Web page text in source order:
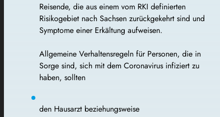
Reisende, die aus einem vom RKI definierten
Risikogebiet nach Sachsen zurückgekehrt sind und
Symptome einer Erkältung aufweisen.
Allgemeine Verhaltensregeln für Personen, die in
Sorge sind, sich mit dem Coronavirus infiziert zu
haben, sollten
den Hausarzt beziehungsweise